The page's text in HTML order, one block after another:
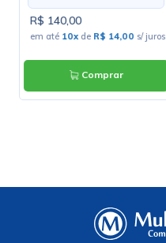
R$ 140,00
em até 10xde R$ 14,00 s/ juros
Comprar